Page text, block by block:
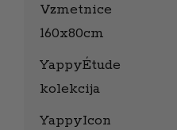
Vzmetnice
160x80cm
YappyÉtude
kolekcija
YappyIcon